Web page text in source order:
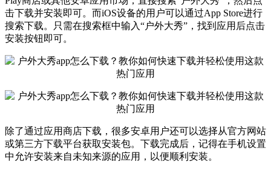
击下载并安装即可。而iOS设备的用户可以通过App Store进行
搜索下载。只需在搜索框中输入“户外大秀”，找到应用后点击
安装按钮即可。
除了通过应用商店下载，很多安卓用户还可以选择从官方网站
或第三方下载平台获取安装包。下载完成后，记得在手机设置
中允许安装来自未知来源的应用，以便顺利安装。